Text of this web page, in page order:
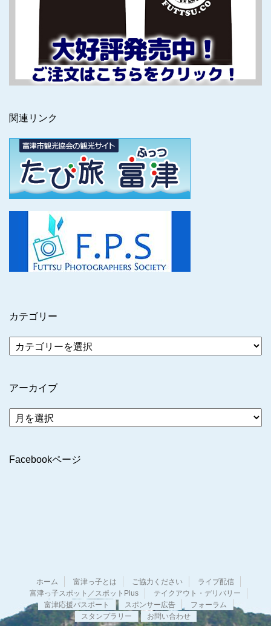
関連リンク
カテゴリー
アーカイブ
ア
ー
ブ
Facebookページ
ホーム 富津っ子とは ご協力ください
ライブ配信
富津っ子スポット／スポットPlus
テイクアウト・デリバリー
富津応援パスポート
スポンサー広告
フォーラム
スタンプラリー
お問い合わせ